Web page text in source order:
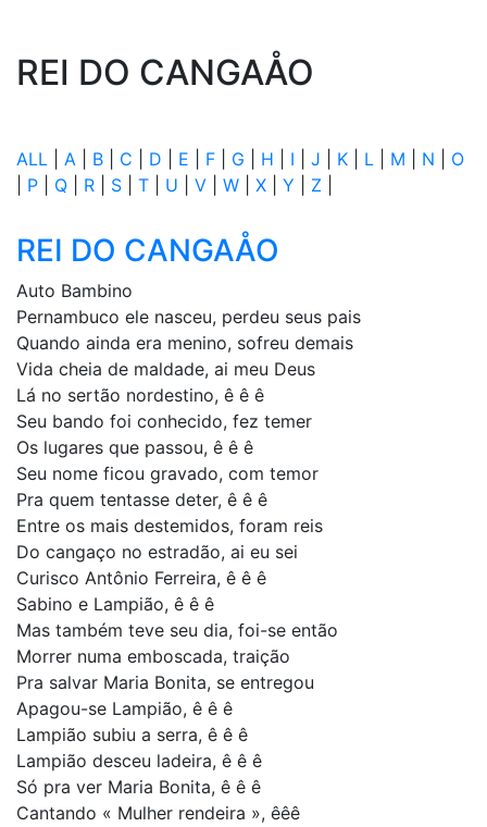
REI DO CANGAÅO
ALL A B C D E F G H I J K L M N
O
P Q R S T U V W X Y Z
REI DO CANGAÅO
Auto Bambino
Pernambuco ele nasceu, perdeu seus pais
Quando ainda era menino, sofreu demais
Vida cheia de maldade, ai meu Deus
Lá no sertão nordestino, ê ê ê
Seu bando foi conhecido, fez temer
Os lugares que passou, ê ê ê
Seu nome ficou gravado, com temor
Pra quem tentasse deter, ê ê ê
Entre os mais destemidos, foram reis
Do cangaço no estradão, ai eu sei
Curisco Antônio Ferreira, ê ê ê
Sabino e Lampião, ê ê ê
Mas também teve seu dia, foi-se então
Morrer numa emboscada, traição
Pra salvar Maria Bonita, se entregou
Apagou-se Lampião, ê ê ê
Lampião subiu a serra, ê ê ê
Lampião desceu ladeira, ê ê ê
Só pra ver Maria Bonita, ê ê ê
Cantando « Mulher rendeira », êêê